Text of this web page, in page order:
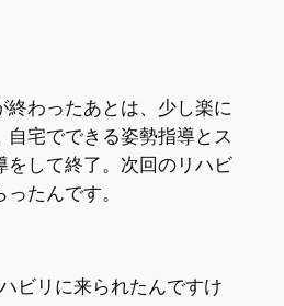
終わったあとは、少し楽に
自宅でできる姿勢指導とス
をして終了。次回のリハビ
たんです。
ビリに来られたんですけ